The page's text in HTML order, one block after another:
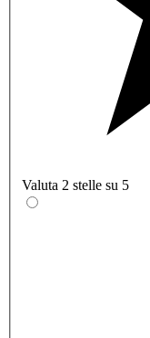
Valuta 2 stelle su 5